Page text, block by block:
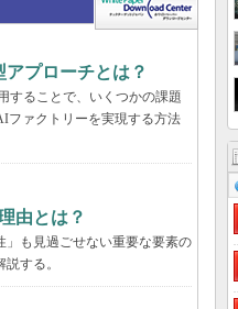
プローチとは？
することで、いくつかの課題
ファクトリーを実現する方法
由とは？
」も見過ごせない重要な要素の
する。